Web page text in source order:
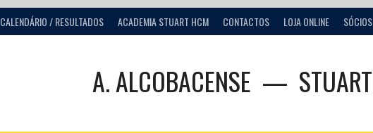
CALENDÁRIO / RESULTADOS ACADEMIA STUART HCM CONTACTOS LOJA ONLINE SÓCIOS
A. ALCOBACENSE — STUART